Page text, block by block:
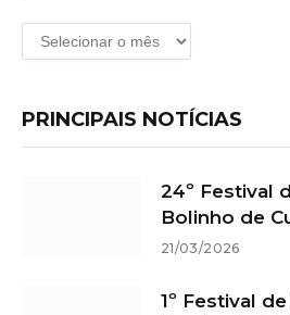
Arquivos
PRINCIPAIS NOTÍCIAS
24º Festival
Bolinho de
21/03/2026
1º Festival